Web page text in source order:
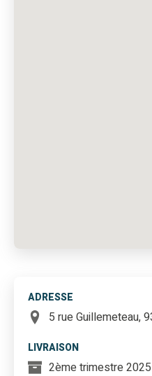
ADRESSE
5 rue Guillemeteau,
LIVRAISON
2ème trimestre 2025